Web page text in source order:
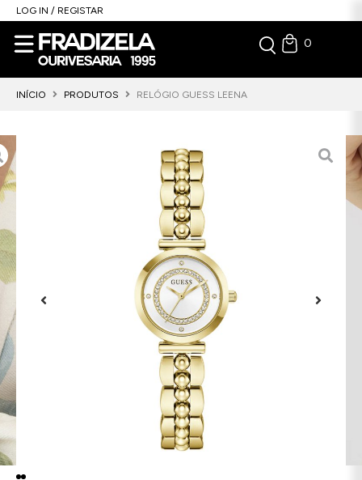
LOG IN / REGISTAR
0
INÍCIO PRODUTOS RELÓGIO GUESS LEENA